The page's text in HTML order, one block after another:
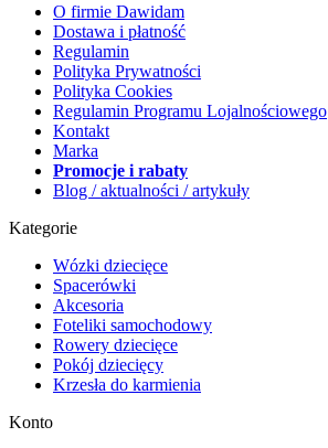
O firmie Dawidam
Dostawa i płatność
Regulamin
Polityka Prywatności
Polityka Cookies
Regulamin Programu Lojalnościowego
Kontakt
Marka
Promocje i rabaty
Blog / aktualności / artykuły
Kategorie
Wózki dziecięce
Spacerówki
Akcesoria
Foteliki samochodowy
Rowery dziecięce
Pokój dziecięcy
Krzesła do karmienia
Konto